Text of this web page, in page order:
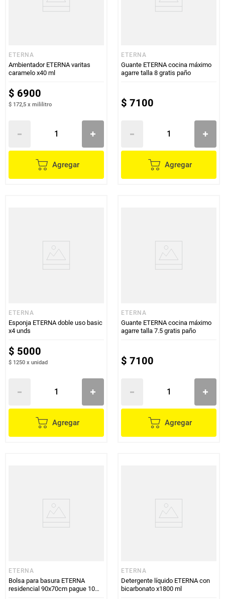
ETERNA
Ambientador ETERNA varitas
caramelo x40 ml
$ 6900
$ 172,5 x mililitro
Agregar
ETERNA
Guante ETERNA cocina máximo
agarre talla 8 gratis paño
$ 7100
Agregar
ETERNA
Esponja ETERNA doble uso basic
x4 unds
$ 5000
$ 1250 x unidad
Agregar
ETERNA
Guante ETERNA cocina máximo
agarre talla 7.5 gratis paño
$ 7100
Agregar
ETERNA
Bolsa para basura ETERNA
residencial 90x70cm pague 10
ETERNA
Detergente líquido ETERNA con
bicarbonato x1800 ml